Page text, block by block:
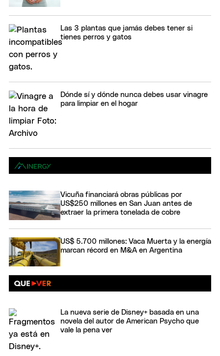
Las 3 plantas que jamás debes tener si
tienes perros y gatos
Dónde sí y dónde nunca debes usar vinagre
para limpiar en el hogar
Vicuña financiará obras públicas por
US$250 millones en San Juan antes de
extraer la primera tonelada de cobre
US$ 5.700 millones: Vaca Muerta y la energía
marcan récord en M&A en Argentina
La nueva serie de Disney+ basada en una
novela del autor de American Psycho que
vale la pena ver